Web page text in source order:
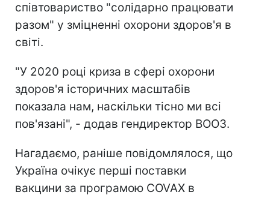
співтовариство "солідарно працювати
разом" у зміцненні охорони здоров'я в
світі.
"У 2020 році криза в сфері охорони
здоров'я історичних масштабів
показала нам, наскільки тісно ми всі
пов'язані", - додав гендиректор ВООЗ.
Нагадаємо, раніше повідомлялося, що
Україна очікує перші поставки
вакцини за програмою COVAX в